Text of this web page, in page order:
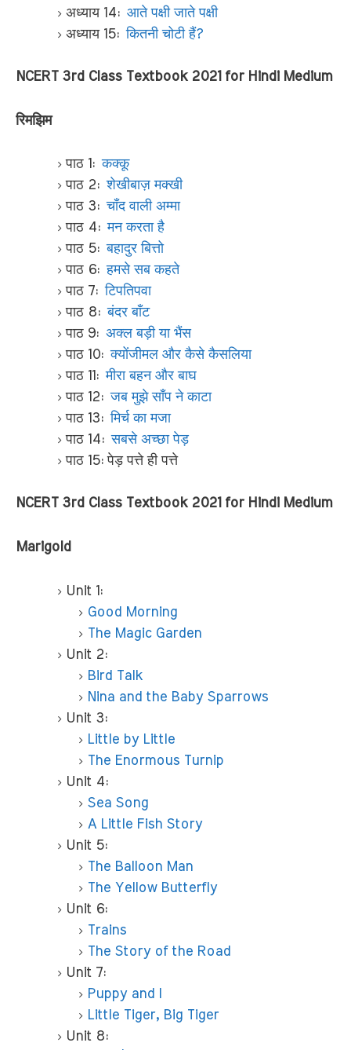
अध्याय 14: आते पक्षी जाते पक्षी
अध्याय 15:कितनी चोटी हैं?
NCERT 3rd Class Textbook 2021 for Hindi Medium
रिमझिम
पाठ 1:कक्कू
पाठ 2:शेखीबाज़ मक्खी
पाठ 3:चाँद वाली अम्मा
पाठ 4:मन करता है
पाठ 5:बहादुर बित्तो
पाठ 6:हमसे सब कहते
पाठ 7:टिपतिपवा
पाठ 8:बंदर बाँट
पाठ 9: अक्ल बड़ी या भैंस
पाठ 10:क्योंजीमल और कैसे कैसलिया
पाठ 11:मीरा बहन और बाघ
पाठ 12:जब मुझे साँप ने काटा
पाठ 13:मिर्च का मजा
पाठ 14:सबसे अच्छा पेड़
पाठ 15: पेड़ पत्ते ही पत्ते
NCERT 3rd Class Textbook 2021 for Hindi Medium
Marigold
Unit 1:
Good Morning
The Magic Garden
Unit 2:
Bird Talk
Nina and the Baby Sparrows
Unit 3:
Little by Little
The Enormous Turnip
Unit 4:
Sea Song
A Little Fish Story
Unit 5:
The Balloon Man
The Yellow Butterfly
Unit 6:
Trains
The Story of the Road
Unit 7:
Puppy and I
Little Tiger, Big Tiger
Unit 8: